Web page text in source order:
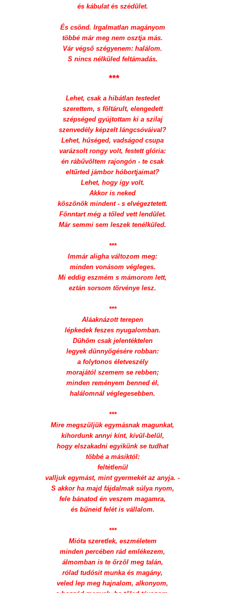
és kábulat és szédület.
És csönd. Irgalmatlan magányom
többé már meg nem osztja más.
Vár végső szégyenem: halálom.
S nincs nélküled feltámadás.
***
Lehet, csak a hibátlan testedet
szerettem, s föltárult, elengedett
szépséged gyújtottam ki a szilaj
szenvedély képzelt lángcsóváival?
Lehet, hűséged, vadságod csupa
varázsolt rongy volt, festett glória:
én rábűvöltem rajongón - te csak
eltűrted jámbor hóbortjaimat?
Lehet, hogy így volt.
Akkor is neked
köszönök mindent - s elvégeztetett.
Fönntart még a tőled vett lendület.
Már semmi sem leszek tenélküled.
***
Immár aligha változom meg:
minden vonásom végleges.
Mi eddig eszmém s mámorom lett,
eztán sorsom törvénye lesz.
***
Aláaknázott terepen
lépkedek feszes nyugalomban.
Dühöm csak jelentéktelen
legyek dünnyögésére robban:
a folytonos életveszély
morajától szemem se rebben;
minden reményem benned él,
halálomnál véglegesebben.
***
Mire megszüljük egymásnak magunkat,
kihordunk annyi kínt, kívül-belül,
hogy elszakadni egyikünk se tudhat
többé a másiktól:
feltétlenül
valljuk egymást, mint gyermekét az anyja. -
S akkor ha majd fájdalmak súlya nyom,
fele bánatod én veszem magamra,
és bűneid felét is vállalom.
***
Mióta szeretlek, eszméletem
minden percében rád emlékezem,
álmomban is te őrzöl meg talán,
rólad tudósit munka és magány,
veled lep meg hajnalom, alkonyom,